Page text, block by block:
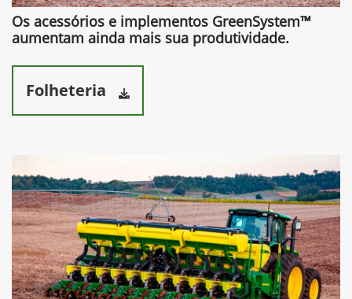
Os acessórios e implementos GreenSystem™
aumentam ainda mais sua produtividade.​
Folheteria